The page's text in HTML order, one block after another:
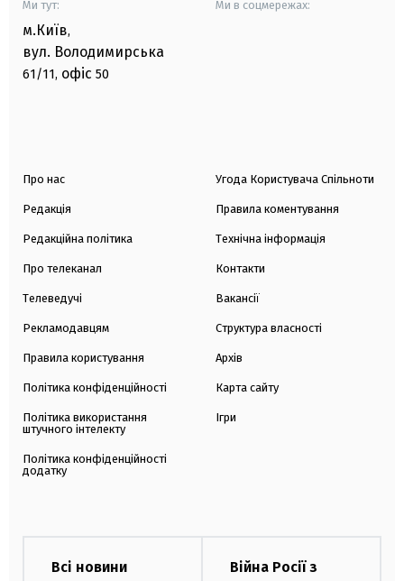
Ми тут:
м.Київ,
вул. Володимирська
61/11, офіс 50
Ми в соцмережах:
Про нас
Редакція
Редакційна політика
Про телеканал
Телеведучі
Рекламодавцям
Правила користування
Політика конфіденційності
Політика використання
штучного інтелекту
Політика конфіденційності
додатку
Угода Користувача Спільноти
Правила коментування
Технічна інформація
Контакти
Вакансії
Структура власності
Архів
Карта сайту
Ігри
Всі новини
Війна Росії з